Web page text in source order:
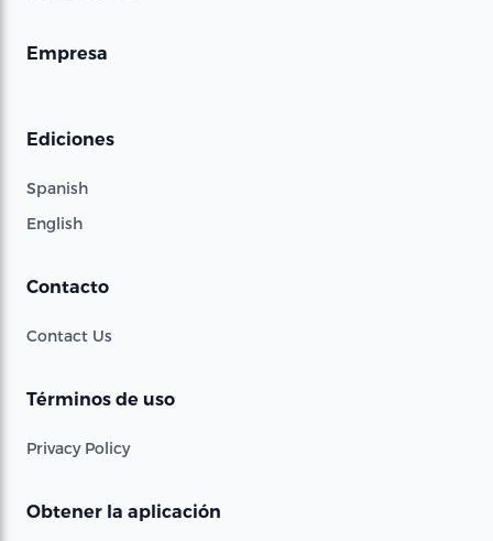
Empresa
Ediciones
Spanish
English
Contacto
Contact Us
Términos de uso
Privacy Policy
Obtener la aplicación